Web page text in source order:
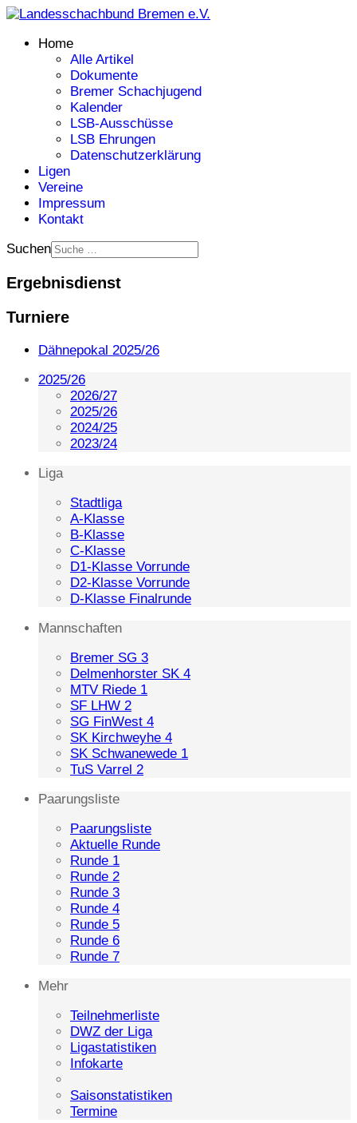
Home
Alle Artikel
Dokumente
Bremer Schachjugend
Kalender
LSB-Ausschüsse
LSB Ehrungen
Datenschutzerklärung
Ligen
Vereine
Impressum
Kontakt
Suchen
Ergebnisdienst
Turniere
Dähnepokal 2025/26
2025/26
2026/27
2025/26
2024/25
2023/24
Liga
Stadtliga
A-Klasse
B-Klasse
C-Klasse
D1-Klasse Vorrunde
D2-Klasse Vorrunde
D-Klasse Finalrunde
Mannschaften
Bremer SG 3
Delmenhorster SK 4
MTV Riede 1
SF LHW 2
SG FinWest 4
SK Kirchweyhe 4
SK Schwanewede 1
TuS Varrel 2
Paarungsliste
Paarungsliste
Aktuelle Runde
Runde 1
Runde 2
Runde 3
Runde 4
Runde 5
Runde 6
Runde 7
Mehr
Teilnehmerliste
DWZ der Liga
Ligastatistiken
Infokarte
Saisonstatistiken
Termine